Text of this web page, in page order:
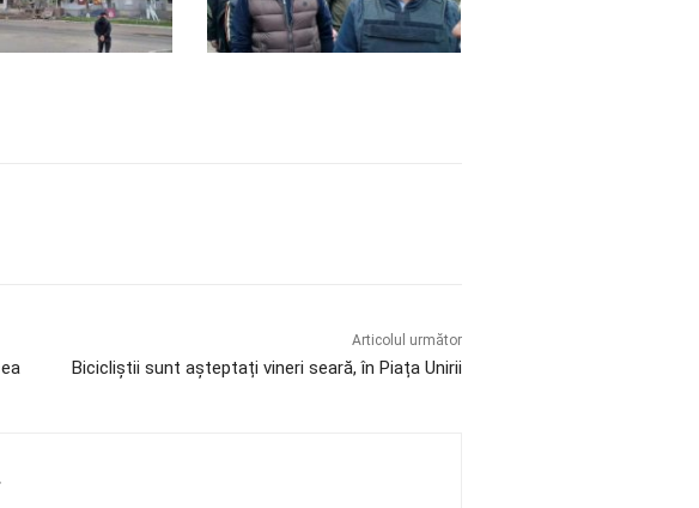
Articolul următor
Bicicliștii sunt așteptați vineri seară, în Piața Unirii